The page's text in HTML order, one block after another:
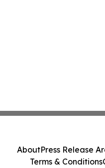
AboutPress Release
Terms & Conditions